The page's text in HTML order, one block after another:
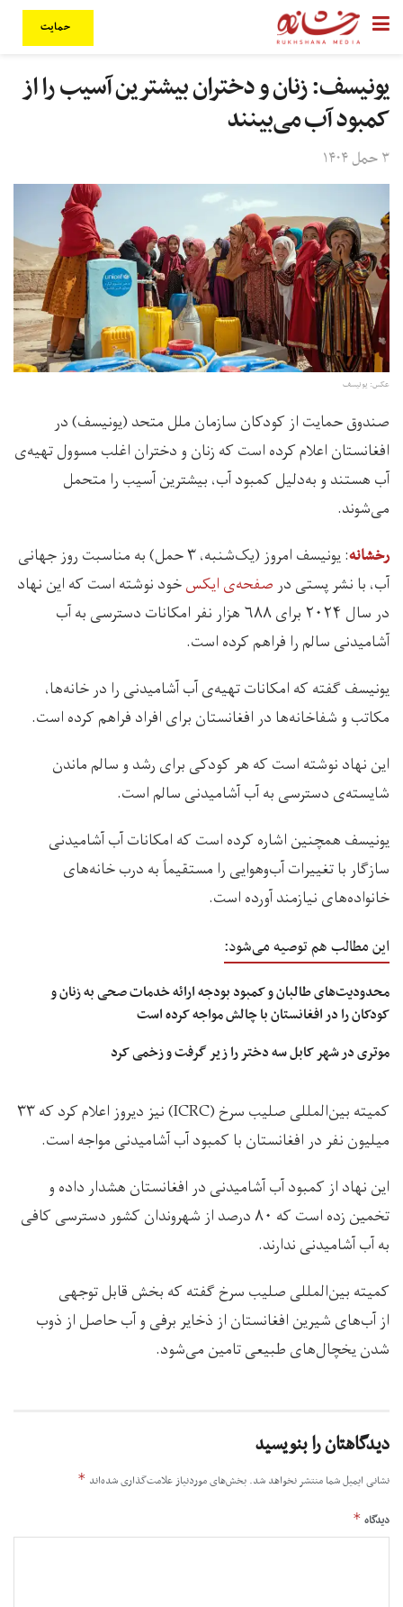
حمایت
یونیسف: زنان و دختران بیشترین آسیب را از
کمبود آب می‌بینند
۳ حمل ۱۴۰۴
عکس: یونیسف
صندوق حمایت از کودکان سازمان ملل متحد (یونیسف) در
افغانستان اعلام کرده است که زنان و دختران اغلب مسوول تهیه‌ی
آب هستند و به‌دلیل کمبود آب، بیشترین آسیب را متحمل
می‌شوند.
رخشانه
: یونیسف امروز (یک‌شنبه، ۳ حمل) به مناسبت روز جهانی
آب، با نشر پستی درصفحه‌ی ایکسخود نوشته است که این نهاد
در سال ۲۰۲۴ برای ۶۸۸ هزار نفر امکانات دسترسی به آب
آشامیدنی سالم را فراهم کرده است.
یونیسف گفته که امکانات تهیه‌ی آب آشامیدنی را در خانه‌ها،
مکاتب و شفاخانه‌ها در افغانستان برای افراد فراهم کرده است.
این نهاد نوشته است که هر کودکی برای رشد و سالم ماندن
شایسته‌ی دسترسی به آب آشامیدنی سالم است.
یونیسف همچنین اشاره کرده است که امکانات آب آشامیدنی
سازگار با تغییرات آب‌وهوایی را مستقیماً به درب خانه‌های
خانواده‌های نیازمند آورده است.
این مطالب هم توصیه می‌شود:
محدودیت‌های طالبان و کمبود بودجه ارائه خدمات صحی به زنان و
کودکان را در افغانستان با چالش‌ مواجه کرده است
موتری در شهر کابل سه دختر را زیر گرفت‌ و زخمی کرد
کمیته بین‌المللی صلیب سرخ (ICRC) نیز دیروز اعلام کرد که ۳۳
میلیون نفر در افغانستان با کمبود آب آشامیدنی مواجه‌ است.
این نهاد از کمبود آب آشامیدنی در افغانستان هشدار داده و
تخمین زده است که ۸۰ درصد از شهروندان کشور دسترسی کافی
به آب آشامیدنی ندارند.
کمیته بین‌المللی صلیب سرخ گفته که بخش قابل توجهی
از آب‌های شیرین افغانستان از ذخایر برفی و آب حاصل از ذوب
شدن یخچال‌های طبیعی تامین می‌شود.
دیدگاهتان را بنویسید
نشانی ایمیل شما منتشر نخواهد شد. بخش‌های موردنیاز علامت‌گذاری شده‌اند *
دیدگاه *